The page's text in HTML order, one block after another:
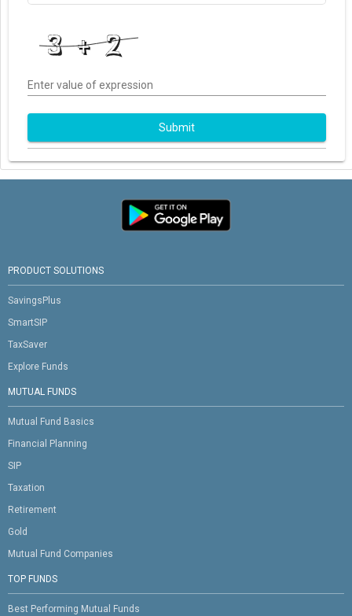
Enter value of expression
Submit
PRODUCT SOLUTIONS
SavingsPlus
SmartSIP
TaxSaver
Explore Funds
MUTUAL FUNDS
Mutual Fund Basics
Financial Planning
SIP
Taxation
Retirement
Gold
Mutual Fund Companies
TOP FUNDS
Best Performing Mutual Funds